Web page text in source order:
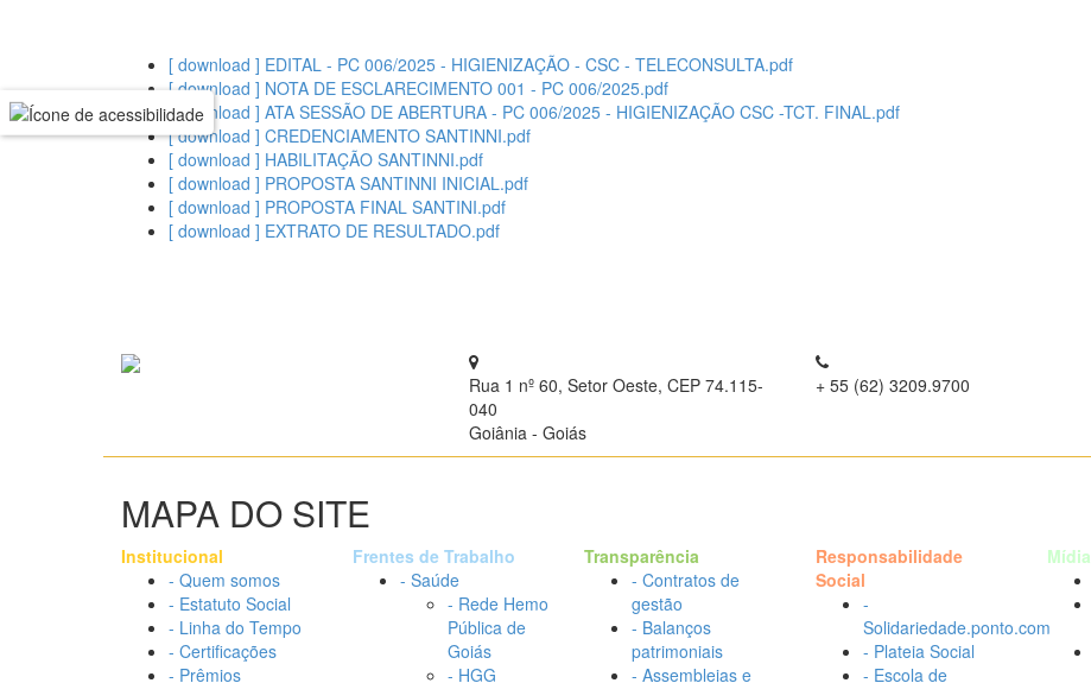
[ download ] EDITAL - PC 006/2025 - HIGIENIZAÇÃO - CSC - TELECONSULTA.pdf
[ download ] NOTA DE ESCLARECIMENTO 001 - PC 006/2025.pdf
[ download ] ATA SESSÃO DE ABERTURA - PC 006/2025 - HIGIENIZAÇÃO CSC -TCT. FINAL.pdf
[ download ] CREDENCIAMENTO SANTINNI.pdf
[ download ] HABILITAÇÃO SANTINNI.pdf
[ download ] PROPOSTA SANTINNI INICIAL.pdf
[ download ] PROPOSTA FINAL SANTINI.pdf
[ download ] EXTRATO DE RESULTADO.pdf
Rua 1 nº 60, Setor Oeste, CEP 74.115-
040
Goiânia - Goiás
+ 55 (62) 3209.9700
MAPA DO SITE
Institucional
- Quem somos
- Estatuto Social
- Linha do Tempo
- Certificações
- Prêmios
Frentes de Trabalho
- Saúde
- Rede Hemo
Pública de
Goiás
- HGG
Transparência
- Contratos de
gestão
- Balanços
patrimoniais
- Assembleias e
Responsabilidade
Social
-
Solidariedade.ponto.com
- Plateia Social
- Escola de
Mídia